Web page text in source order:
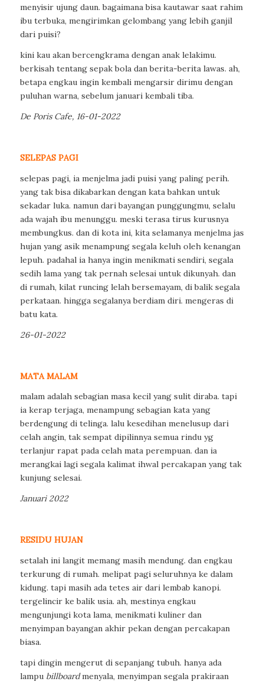
menyisir ujung daun. bagaimana bisa kautawar saat rahim
ibu terbuka, mengirimkan gelombang yang lebih ganjil
dari puisi?
kini kau akan bercengkrama dengan anak lelakimu.
berkisah tentang sepak bola dan berita-berita lawas. ah,
betapa engkau ingin kembali mengarsir dirimu dengan
puluhan warna, sebelum januari kembali tiba.
De Poris Cafe, 16-01-2022
SELEPAS PAGI
selepas pagi, ia menjelma jadi puisi yang paling perih.
yang tak bisa dikabarkan dengan kata bahkan untuk
sekadar luka. namun dari bayangan punggungmu, selalu
ada wajah ibu menunggu. meski terasa tirus kurusnya
membungkus. dan di kota ini, kita selamanya menjelma jas
hujan yang asik menampung segala keluh oleh kenangan
lepuh. padahal ia hanya ingin menikmati sendiri, segala
sedih lama yang tak pernah selesai untuk dikunyah. dan
di rumah, kilat runcing lelah bersemayam, di balik segala
perkataan. hingga segalanya berdiam diri. mengeras di
batu kata.
26-01-2022
MATA MALAM
malam adalah sebagian masa kecil yang sulit diraba. tapi
ia kerap terjaga, menampung sebagian kata yang
berdengung di telinga. lalu kesedihan menelusup dari
celah angin, tak sempat dipilinnya semua rindu yg
terlanjur rapat pada celah mata perempuan. dan ia
merangkai lagi segala kalimat ihwal percakapan yang tak
kunjung selesai.
Januari 2022
RESIDU HUJAN
setalah ini langit memang masih mendung. dan engkau
terkurung di rumah. melipat pagi seluruhnya ke dalam
kidung. tapi masih ada tetes air dari lembab kanopi.
tergelincir ke balik usia. ah, mestinya engkau
mengunjungi kota lama, menikmati kuliner dan
menyimpan bayangan akhir pekan dengan percakapan
biasa.
tapi dingin mengerut di sepanjang tubuh. hanya ada
lampu billboardmenyala, menyimpan segala prakiraan